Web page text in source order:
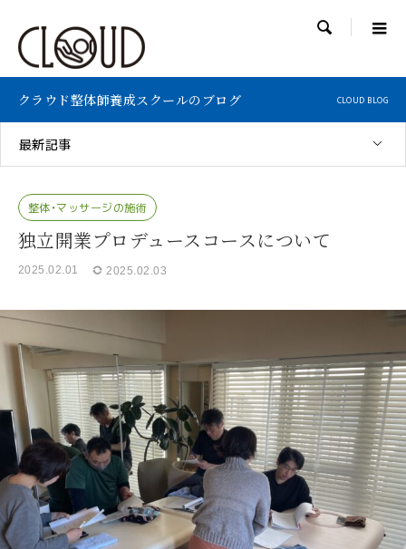

クラウド整体師養成スクールのブログ CLOUD BLOG
最新記事
整体・マッサージの施術
独立開業プロデュースコースについて
2025.02.01 2025.02.03